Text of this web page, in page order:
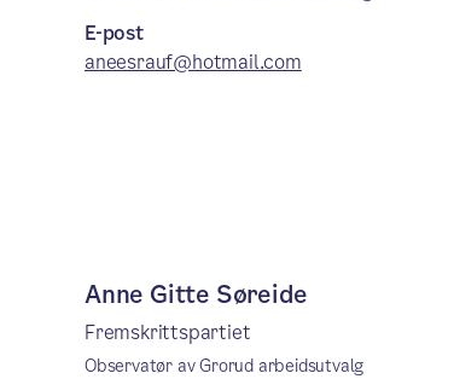
E-post
aneesrauf@hotmail.com
Anne Gitte Søreide
Fremskrittspartiet
Observatør av Grorud arbeidsutvalg